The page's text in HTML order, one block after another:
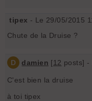
tipex - Le 29/05/2015
Chute de la Druise ?
D damien [12 posts] -
C'est bien la druise
à toi tipex